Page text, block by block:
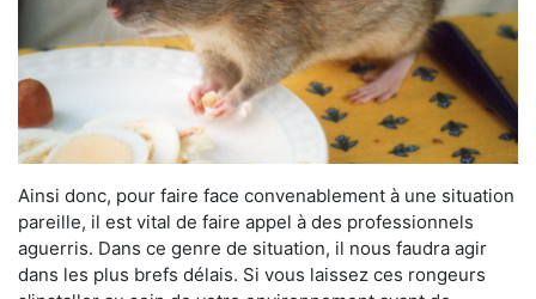
Ainsi donc, pour faire face convenablement à une situation
pareille, il est vital de faire appel à des professionnels
aguerris. Dans ce genre de situation, il nous faudra agir
dans les plus brefs délais. Si vous laissez ces rongeurs